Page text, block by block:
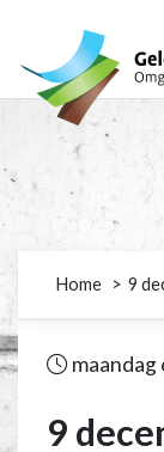
Gelderse
Home 9
9